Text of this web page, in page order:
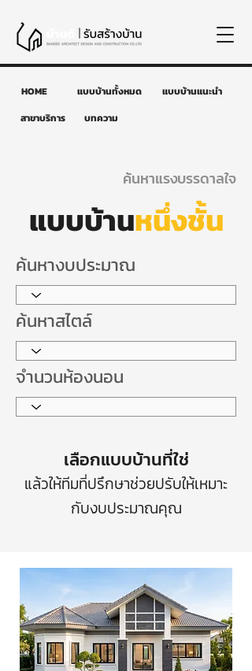
HOME แบบบ้านทั้งหมด
แบบบ้านแนะนำ
สาขาบริการ
บทความ
ค้นหาแรงบรรดาลใจ
แบบบ้านหนึ่งชั้น
ค้นหางบประมาณ
ค้นหาสไตล์
จำนวนห้องนอน
เลือกแบบบ้านที่ใช่
แล้วให้ทีมที่ปรึกษาช่วยปรับให้เหมาะ
กับงบประมาณคุณ